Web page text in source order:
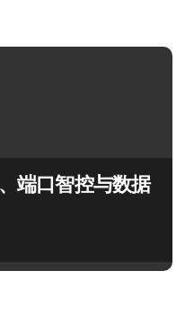
端口智控与数据